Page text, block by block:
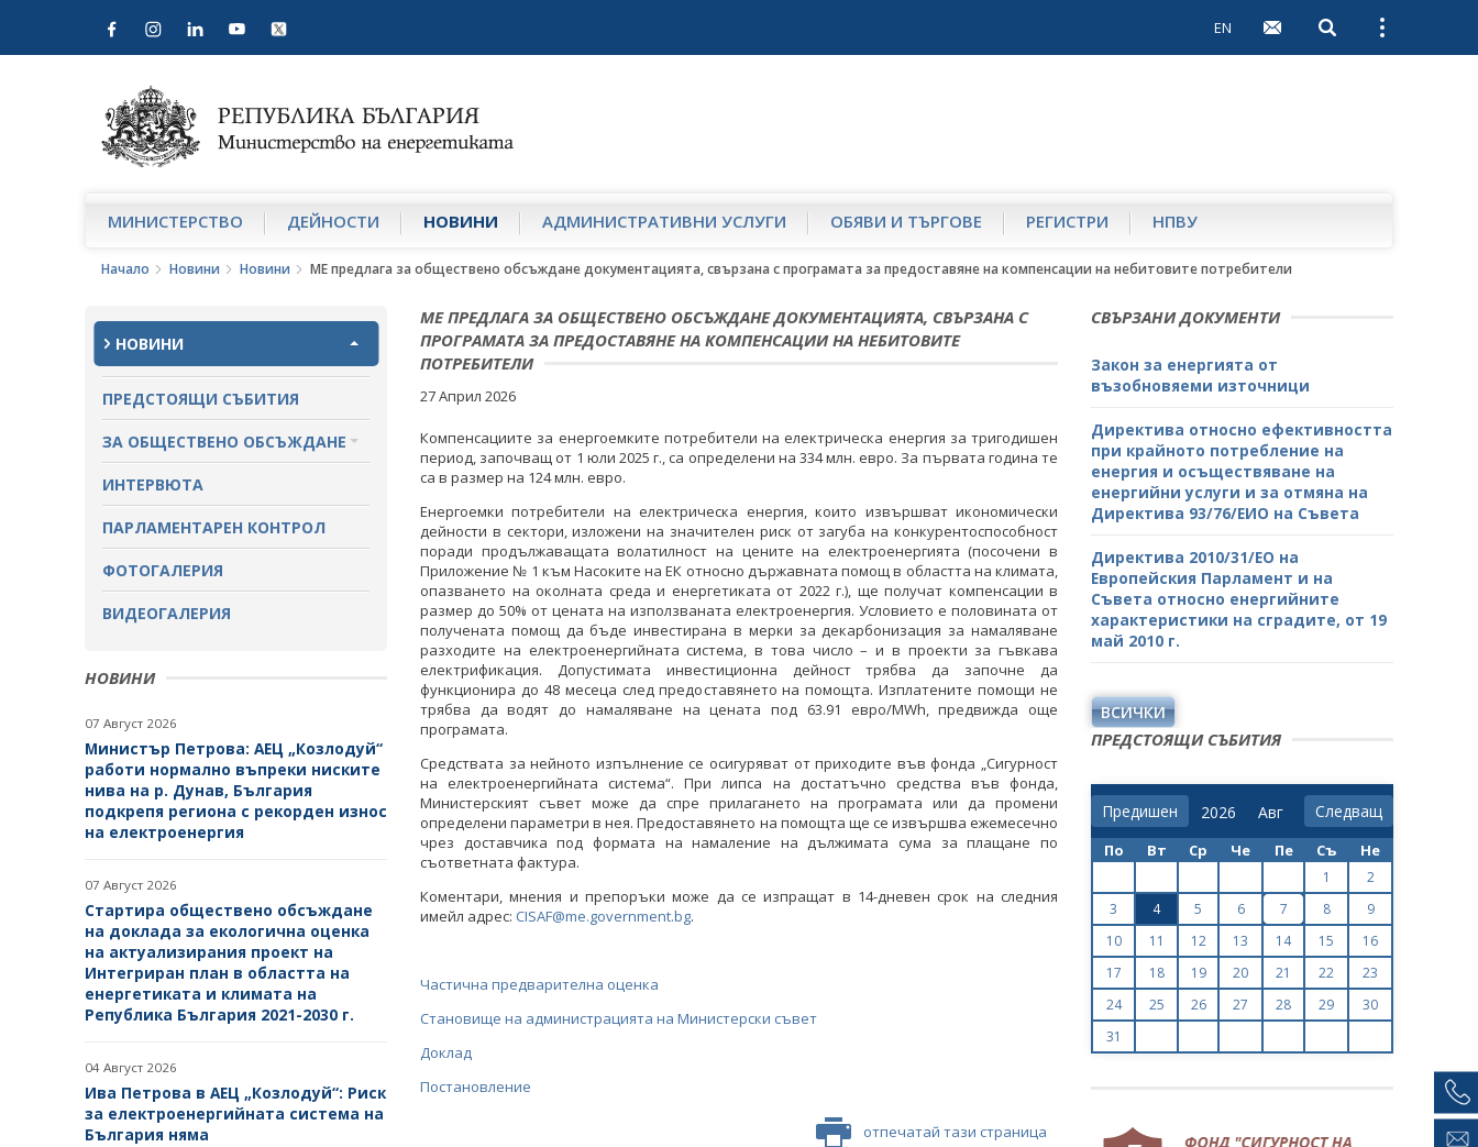
EN Open search
Open
МИНИСТЕРСТВО ДЕЙНОСТИ НОВИНИ АДМИНИСТРАТИВНИ УСЛУГИ ОБЯВИ И ТЪРГОВЕ РЕГИСТРИ НПВУ
Начало Новини Новини МЕ предлага за обществено обсъждане документацията, свързана с програмата за предоставяне на компенсации на небитовите потребители
НОВИНИ
ПРЕДСТОЯЩИ СЪБИТИЯ
ЗА ОБЩЕСТВЕНО ОБСЪЖДАНЕ
ПРОЕКТИ ЗА ОБЩЕСТВЕНО
ОБСЪЖДАНЕ
ЗАВЪРШИЛИ ПРОЦЕДУРИ ЗА
ОБЩЕСТВЕНО ОБСЪЖДАНЕ
ИНТЕРВЮТА
ПАРЛАМЕНТАРЕН КОНТРОЛ
ФОТОГАЛЕРИЯ
ВИДЕОГАЛЕРИЯ
НОВИНИ
07 Август 2026
Министър Петрова: АЕЦ „Козлодуй“
работи нормално въпреки ниските
нива на р. Дунав, България
подкрепя региона с рекорден износ
на електроенергия
07 Август 2026
Стартира обществено обсъждане
на доклада за екологична оценка
на актуализирания проект на
Интегриран план в областта на
енергетиката и климата на
Република България 2021-2030 г.
04 Август 2026
Ива Петрова в АЕЦ „Козлодуй“: Риск
за електроенергийната система на
България няма
МЕ ПРЕДЛАГА ЗА ОБЩЕСТВЕНО ОБСЪЖДАНЕ ДОКУМЕНТАЦИЯТА, СВЪРЗАНА С
ПРОГРАМАТА ЗА ПРЕДОСТАВЯНЕ НА КОМПЕНСАЦИИ НА НЕБИТОВИТЕ
ПОТРЕБИТЕЛИ
27 Април 2026
Компенсациите за енергоемките потребители на електрическа енергия за тригодишен
период, започващ от 1 юли 2025 г., са определени на 334 млн. евро. За първата година те
са в размер на 124 млн. евро.
Енергоемки потребители на електрическа енергия, които извършват икономически
дейности в сектори, изложени на значителен риск от загуба на конкурентоспособност
поради продължаващата волатилност на цените на електроенергията (посочени в
Приложение № 1 към Насоките на ЕК относно държавната помощ в областта на климата,
опазването на околната среда и енергетиката от 2022 г.), ще получат компенсации в
размер до 50% от цената на използваната електроенергия. Условието е половината от
получената помощ да бъде инвестирана в мерки за декарбонизация за намаляване
разходите на електроенергийната система, в това число – и в проекти за гъвкава
електрификация. Допустимата инвестиционна дейност трябва да започне да
функционира до 48 месеца след предоставянето на помощта. Изплатените помощи не
трябва да водят до намаляване на цената под 63.91 евро/MWh, предвижда още
програмата.
Средствата за нейното изпълнение се осигуряват от приходите във фонда „Сигурност
на електроенергийната система“. При липса на достатъчно средства във фонда,
Министерският съвет може да спре прилагането на програмата или да промени
определени параметри в нея. Предоставянето на помощта ще се извършва ежемесечно
чрез доставчика под формата на намаление на дължимата сума за плащане по
съответната фактура.
Коментари, мнения и препоръки може да се изпращат в 14-дневен срок на следния
имейл адрес: CISAF@me.government.bg.
Частична предварителна оценка
Становище на администрацията на Министерски съвет
Доклад
Постановление
отпечатай тази страница
СВЪРЗАНИ ДОКУМЕНТИ
Закон за енергията от
възобновяеми източници
Директива относно ефективността
при крайното потребление на
енергия и осъществяване на
енергийни услуги и за отмяна на
Директива 93/76/ЕИО на Съвета
Директива 2010/31/ЕО на
Европейския Парламент и на
Съвета относно енергийните
характеристики на сградите, от 19
май 2010 г.
ВСИЧКИ
ПРЕДСТОЯЩИ СЪБИТИЯ
Предишен Следващ
По Вт Ср Че Пе Съ Не
1
2
3
4 5 6 7 8
9
10
11 12 13 14 15
16
17
18 19 20 21 22
23
24
25 26 27 28 29
30
31